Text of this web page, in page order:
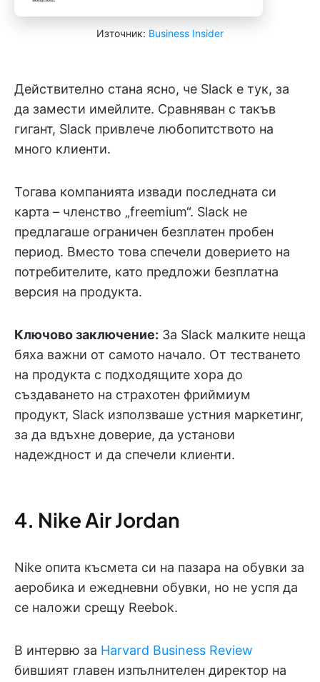
Източник: Business Insider
Действително стана ясно, че Slack е тук, за
да замести имейлите. Сравняван с такъв
гигант, Slack привлече любопитството на
много клиенти.
Тогава компанията извади последната си
карта – членство „freemium“. Slack не
предлагаше ограничен безплатен пробен
период. Вместо това спечели доверието на
потребителите, като предложи безплатна
версия на продукта.
Ключово заключение: За Slack малките неща
бяха важни от самото начало. От тестването
на продукта с подходящите хора до
създаването на страхотен фриймиум
продукт, Slack използваше устния маркетинг,
за да вдъхне доверие, да установи
надеждност и да спечели клиенти.
4. Nike Air Jordan
Nike опита късмета си на пазара на обувки за
аеробика и ежедневни обувки, но не успя да
се наложи срещу Reebok.
В интервю за Harvard Business Review
бившият главен изпълнителен директор на